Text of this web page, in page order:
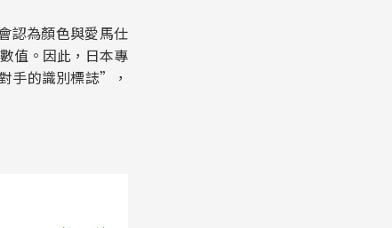
認為顏色與愛馬仕
值。因此，日本專
手的識別標誌”，